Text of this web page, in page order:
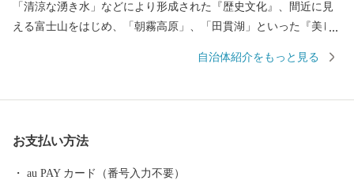
「清涼な湧き水」などにより形成された『歴史文化』、間近に見
える富士山をはじめ、「朝霧高原」、「田貫湖」といった『美し
て生産された農産物、ニジマス、日本酒といった『美食』など、
育まれた歴史文化を体感できます。 市の北部にある朝霧高原で
は、富士山をバックに草を食べる牛など、のどかな風景が楽しめ
自治体紹介をもっと見る
お支払い方法
au PAY カード（番号入力不要）